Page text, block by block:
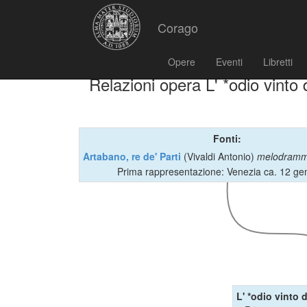
Corago
Opere Eventi Libretti
Relazioni opera L' *odio vinto
Fonti:
Artabano, re de' Parti (Vivaldi Antonio)
Prima rappresentazione: Venezia ca. 12
L' *odio vinto